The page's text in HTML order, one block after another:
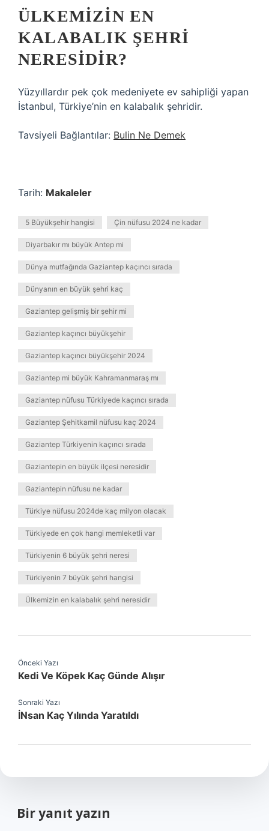
ÜLKEMIZIN EN
KALABALIK ŞEHRI
NERESIDIR?
Yüzyıllardır pek çok medeniyete ev sahipliği yapan
İstanbul, Türkiye’nin en kalabalık şehridir.
Tavsiyeli Bağlantılar: Bulin Ne Demek
Tarih: Makaleler
5 Büyükşehir hangisi Çin nüfusu 2024 ne kadar
Diyarbakır mı büyük Antep mi
Dünya mutfağında Gaziantep kaçıncı sırada
Dünyanın en büyük şehri kaç
Gaziantep gelişmiş bir şehir mi
Gaziantep kaçıncı büyükşehir
Gaziantep kaçıncı büyükşehir 2024
Gaziantep mi büyük Kahramanmaraş mı
Gaziantep nüfusu Türkiyede kaçıncı sırada
Gaziantep Şehitkamil nüfusu kaç 2024
Gaziantep Türkiyenin kaçıncı sırada
Gaziantepin en büyük ilçesi neresidir
Gaziantepin nüfusu ne kadar
Türkiye nüfusu 2024de kaç milyon olacak
Türkiyede en çok hangi memleketli var
Türkiyenin 6 büyük şehri neresi
Türkiyenin 7 büyük şehri hangisi
Ülkemizin en kalabalık şehri neresidir
Önceki Yazı
Kedi Ve Köpek Kaç Günde Alışır
Sonraki Yazı
İNsan Kaç Yılında Yaratıldı
Bir yanıt yazın